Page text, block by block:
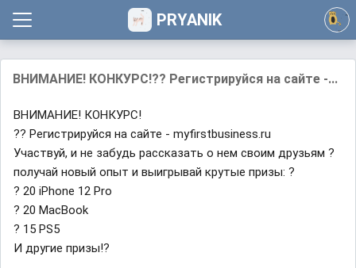
PRYANIK
ВНИМАНИЕ! КОНКУРС!?? Регистрируйся на сайте -...
ВНИМАНИЕ! КОНКУРС!
?? Регистрируйся на сайте - myfirstbusiness.ru
Участвуй, и не забудь рассказать о нем своим друзьям ?
получай новый опыт и выигрывай крутые призы: ?
? 20 iPhone 12 Pro
? 20 MacBook
? 15 PS5
И другие призы!?